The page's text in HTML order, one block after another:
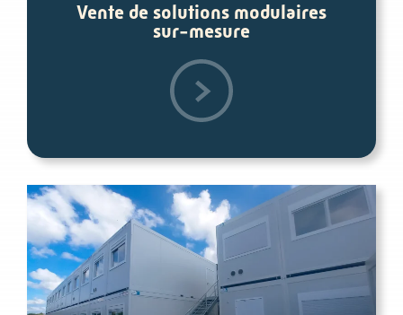
Vente de solutions modulaires
sur-mesure